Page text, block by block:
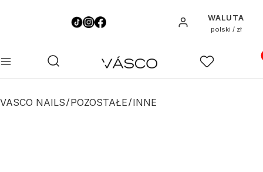
Zaloguj sięWALUTA
polski / zł
Menu Otwórz wyszukiwarkę
Szukaj Ulubione
VASCO NAILS POZOSTAŁE INNE